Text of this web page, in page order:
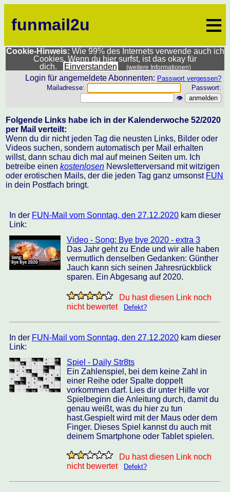
funmail2u ≡
Cookie-Hinweis: Wie 99% des Internets verwende auch ich
Cookies. Wenn du hier surfst, ist das okay für
dich.
Einverstanden (weitere Informationen)
Login für angemeldete Abonnenten: Passwort vergessen?
Mailadresse:
Passwort:
👁
Folgende Links habe ich in der Kalenderwoche 52/2020
per Mail verteilt:
Wenn du dir nicht jeden Tag die neusten Links, Bilder oder
Videos suchen, sondern automatisch per Mail erhalten
willst, dann schau dich mal auf meinen Seiten um. Ich
betreibe einen kostenlosen Newsletterversand mit witzigen
oder erotischen Mails, der die jeden Tag ganz umsonst FUN
in dein Postfach bringt.
In der FUN-Mail vom Sonntag, den 27.12.2020 kam dieser
Link:
Video - Song: Bye bye 2020 - extra 3
Das Jahr geht zu Ende und wir alle haben
vermutlich denselben Gedanken: Günther
Jauch kann sich seinen Jahresrückblick
sparen. Ein Abgesang auf 2020.
Du hast diesen Link noch
nicht bewertet
Defekt?
In der FUN-Mail vom Sonntag, den 27.12.2020 kam dieser
Link:
Spiel - Daily Str8ts
Ein Zahlenspiel, bei dem keine Zahl in
einer Reihe oder Spalte doppelt
vorkommen darf. Lies dir unter Hilfe vor
Spielbeginn die Anleitung durch, damit du
genau weißt, was du hier zu tun
hast.Gespielt wird mit der Maus oder dem
Finger. Dieses Spiel kannst du auch mit
deinem Smartphone oder Tablet spielen.
Du hast diesen Link noch
nicht bewertet
Defekt?